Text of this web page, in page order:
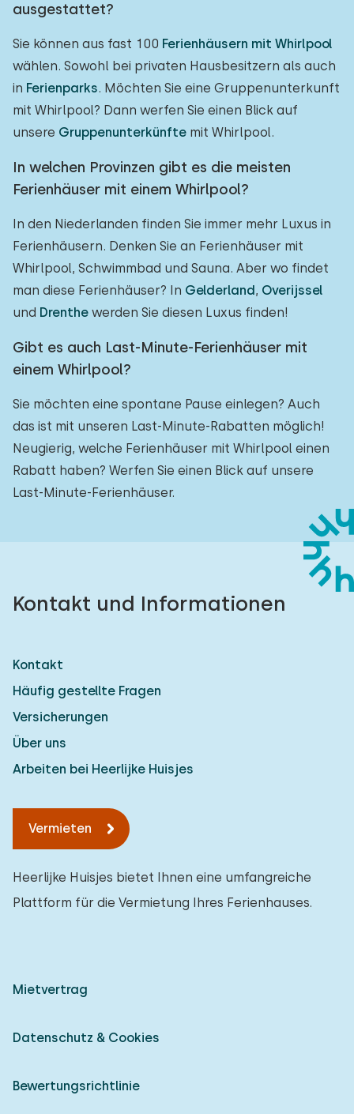
ausgestattet?
Sie können aus fast 100 Ferienhäusern mit Whirlpool
wählen. Sowohl bei privaten Hausbesitzern als auch
in Ferienparks. Möchten Sie eine Gruppenunterkunft
mit Whirlpool? Dann werfen Sie einen Blick auf
unsere Gruppenunterkünfte mit Whirlpool.
In welchen Provinzen gibt es die meisten
Ferienhäuser mit einem Whirlpool?
In den Niederlanden finden Sie immer mehr Luxus in
Ferienhäusern. Denken Sie an Ferienhäuser mit
Whirlpool, Schwimmbad und Sauna. Aber wo findet
man diese Ferienhäuser? In Gelderland, Overijssel
und Drenthe werden Sie diesen Luxus finden!
Gibt es auch Last-Minute-Ferienhäuser mit
einem Whirlpool?
Sie möchten eine spontane Pause einlegen? Auch
das ist mit unseren Last-Minute-Rabatten möglich!
Neugierig, welche Ferienhäuser mit Whirlpool einen
Rabatt haben? Werfen Sie einen Blick auf unsere
Last-Minute-Ferienhäuser.
Kontakt und Informationen
Kontakt
Häufig gestellte Fragen
Versicherungen
Über uns
Arbeiten bei Heerlijke Huisjes
Vermieten
Heerlijke Huisjes bietet Ihnen eine umfangreiche
Plattform für die Vermietung Ihres Ferienhauses.
Mietvertrag
Datenschutz & Cookies
Bewertungsrichtlinie